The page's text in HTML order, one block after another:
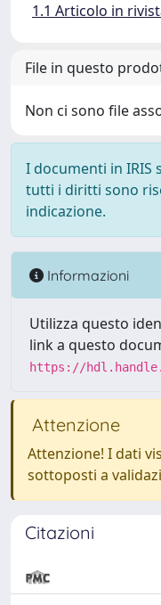
1.1 Articolo in
File in questo
Non ci sono file
I documenti in
tutti i diritti sono
indicazione.
Informazioni
Utilizza questo
link a questo
https://
Attenzione
Attenzione! I dati
sottoposti a
Citazioni